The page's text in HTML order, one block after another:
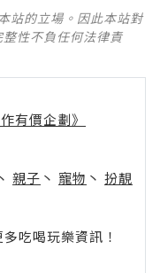
站的立場。因此本站對
性不負任何法律責
有價企劃》
親子 丶 寵物 丶 扮靚
吃喝玩樂資訊！